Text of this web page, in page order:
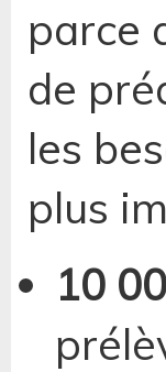
parce
de
les
plus
10